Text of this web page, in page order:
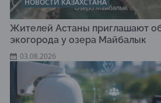
Жителей Астаны приглашают
экогорода у озера Майбалык
03.08.2026